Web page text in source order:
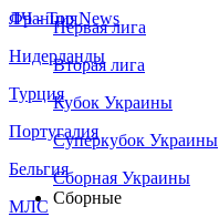
Франция
Нидерланды
Турция
Португалия
Бельгия
МЛС
ЛЧ - Top News
Первая лига
Вторая лига
Кубок Украины
Суперкубок Украины
Сборная Украины
Сборные